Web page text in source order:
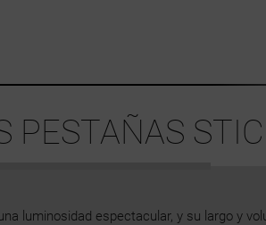
PESTAÑAS
luminosidad espectacular, y su largo y